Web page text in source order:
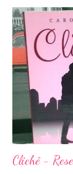
todos meio
principalmente,
de Ardalan. Todos
ainda um pouco
Rei e segue com
lar, Terrasen.
ser Mão do Rei
Guarda. Entret...
Clichê -